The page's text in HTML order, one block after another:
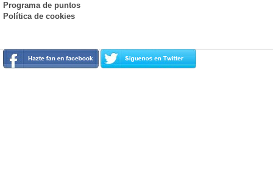
Programa de puntos
Política de cookies